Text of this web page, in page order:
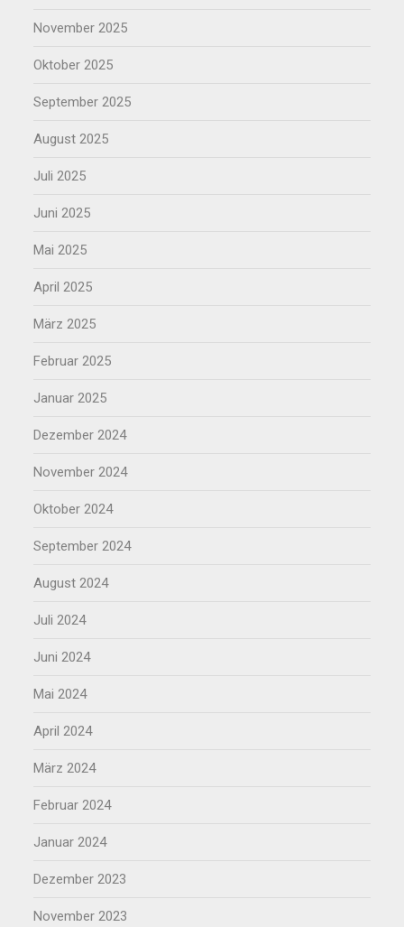
November 2025
Oktober 2025
September 2025
August 2025
Juli 2025
Juni 2025
Mai 2025
April 2025
März 2025
Februar 2025
Januar 2025
Dezember 2024
November 2024
Oktober 2024
September 2024
August 2024
Juli 2024
Juni 2024
Mai 2024
April 2024
März 2024
Februar 2024
Januar 2024
Dezember 2023
November 2023